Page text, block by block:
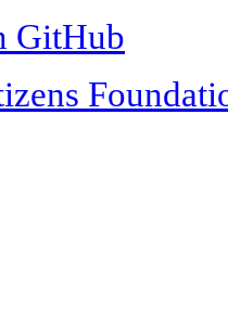
GitHub